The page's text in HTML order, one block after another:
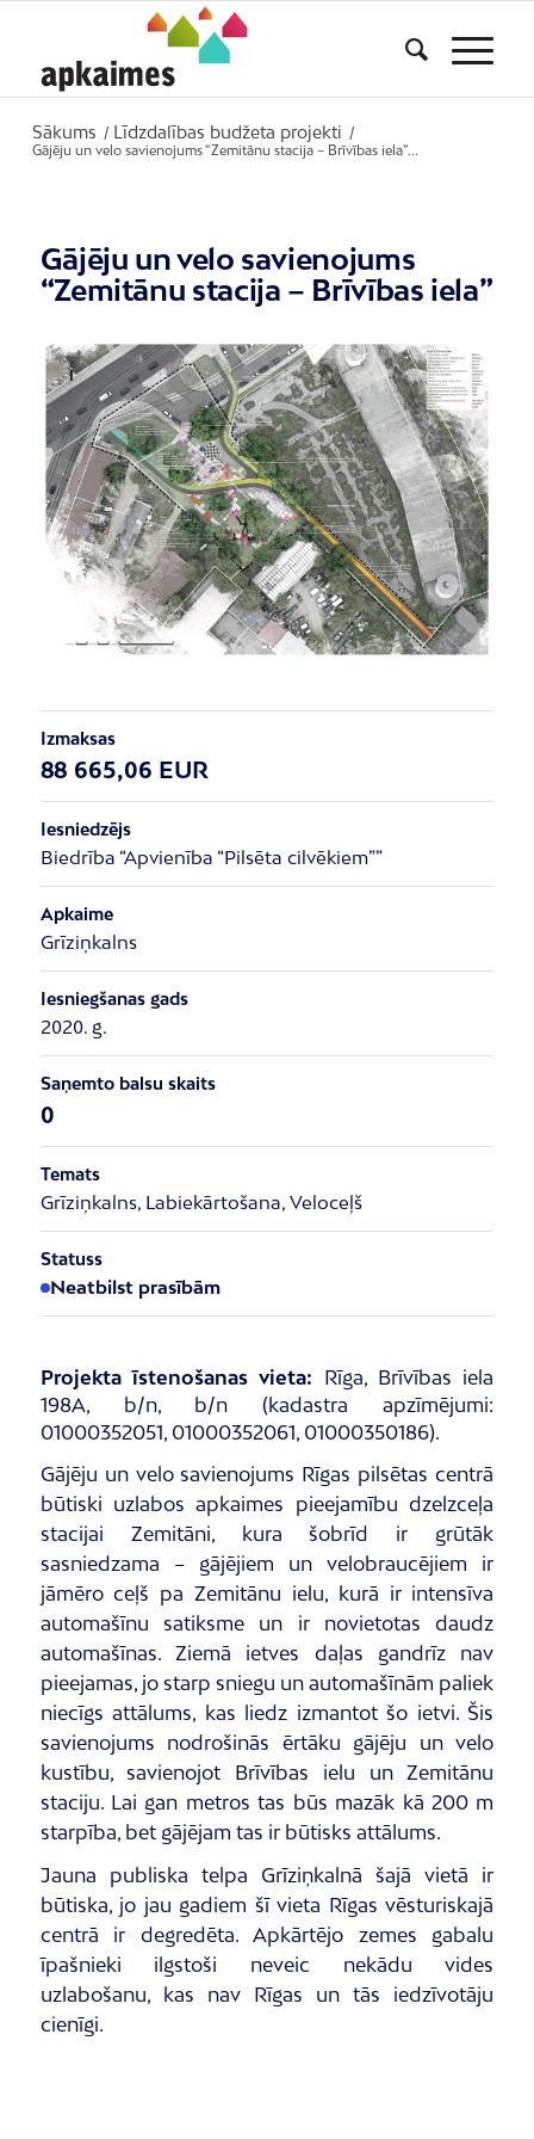
Sākums / Līdzdalības budžeta projekti
/
Gājēju un velo savienojums “Zemitānu stacija – Brīvības iela”...
Gājēju un velo savienojums
“Zemitānu stacija – Brīvības iela”
Izmaksas
88 665,06 EUR
Iesniedzējs
Biedrība “Apvienība “Pilsēta cilvēkiem””
Apkaime
Grīziņkalns
Iesniegšanas gads
2020. g.
Saņemto balsu skaits
0
Temats
Grīziņkalns, Labiekārtošana, Veloceļš
Statuss
Neatbilst prasībām
Projekta īstenošanas vieta: Rīga, Brīvības iela
198A, b/n, b/n (kadastra apzīmējumi:
01000352051, 01000352061, 01000350186).
Gājēju un velo savienojums Rīgas pilsētas centrā
būtiski uzlabos apkaimes pieejamību dzelzceļa
stacijai Zemitāni, kura šobrīd ir grūtāk
sasniedzama – gājējiem un velobraucējiem ir
jāmēro ceļš pa Zemitānu ielu, kurā ir intensīva
automašīnu satiksme un ir novietotas daudz
automašīnas. Ziemā ietves daļas gandrīz nav
pieejamas, jo starp sniegu un automašīnām paliek
niecīgs attālums, kas liedz izmantot šo ietvi. Šis
savienojums nodrošinās ērtāku gājēju un velo
kustību, savienojot Brīvības ielu un Zemitānu
staciju. Lai gan metros tas būs mazāk kā 200 m
starpība, bet gājējam tas ir būtisks attālums.
Jauna publiska telpa Grīziņkalnā šajā vietā ir
būtiska, jo jau gadiem šī vieta Rīgas vēsturiskajā
centrā ir degredēta. Apkārtējo zemes gabalu
īpašnieki ilgstoši neveic nekādu vides
uzlabošanu, kas nav Rīgas un tās iedzīvotāju
cienīgi.